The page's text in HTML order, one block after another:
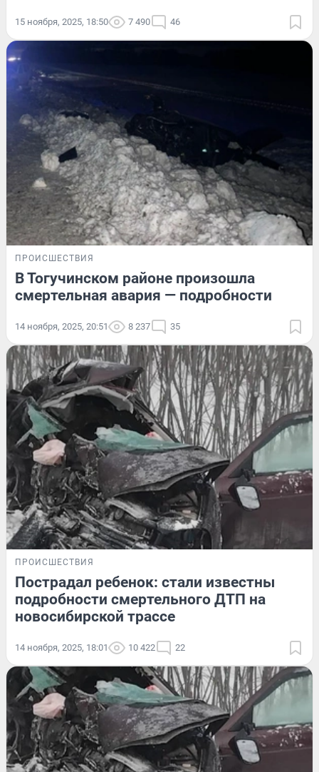
15 ноября, 2025, 18:50 7 490 46
ПРОИСШЕСТВИЯ
В Тогучинском районе произошла
смертельная авария — подробности
14 ноября, 2025, 20:51 8 237 35
ПРОИСШЕСТВИЯ
Пострадал ребенок: стали известны
подробности смертельного ДТП на
новосибирской трассе
14 ноября, 2025, 18:01 10 422 22